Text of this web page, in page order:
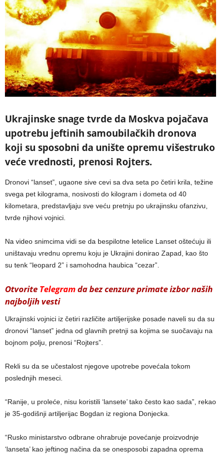
Ukrajinske snage tvrde da Moskva pojačava
upotrebu jeftinih samoubilačkih dronova
koji su sposobni da unište opremu višestruko
veće vrednosti, prenosi Rojters.
Dronovi “lanset”, ugaone sive cevi sa dva seta po četiri krila, težine
svega pet kilograma, nosivosti do kilogram i dometa od 40
kilometara, predstavljaju sve veću pretnju po ukrajinsku ofanzivu,
tvrde njihovi vojnici.
Na video snimcima vidi se da bespilotne letelice Lanset oštećuju ili
uništavaju vrednu opremu koju je Ukrajini donirao Zapad, kao što
su tenk “leopard 2” i samohodna haubica “cezar”.
Otvorite Telegramda bez cenzure primate izbor naših
najboljih vesti
Ukrajinski vojnici iz četiri različite artiljerijske posade naveli su da su
dronovi “lanset” jedna od glavnih pretnji sa kojima se suočavaju na
bojnom polju, prenosi “Rojters”.
Rekli su da se učestalost njegove upotrebe povećala tokom
poslednjih meseci.
“Ranije, u proleće, nisu koristili ‘lansete’ tako često kao sada”, rekao
je 35-godišnji artiljerijac Bogdan iz regiona Donjecka.
“Rusko ministarstvo odbrane ohrabruje povećanje proizvodnje
‘lanseta’ kao jeftinog načina da se onesposobi zapadna oprema